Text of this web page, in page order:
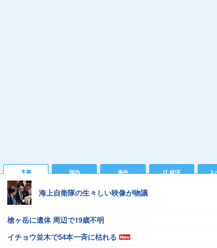
主要 国内 海外 IT 経済 ス
海上自衛隊の生々しい映像が物議
槍ヶ岳に遺体 周辺で19歳不明
イチョウ並木で54本一斉に枯れる